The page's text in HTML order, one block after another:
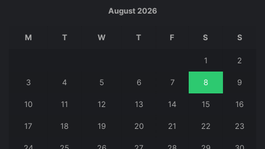
August 2026
M T W T F S S
1 2
3 4 5 6 7 8 9
10 11 12 13 14 15 16
17 18 19 20 21 22 23